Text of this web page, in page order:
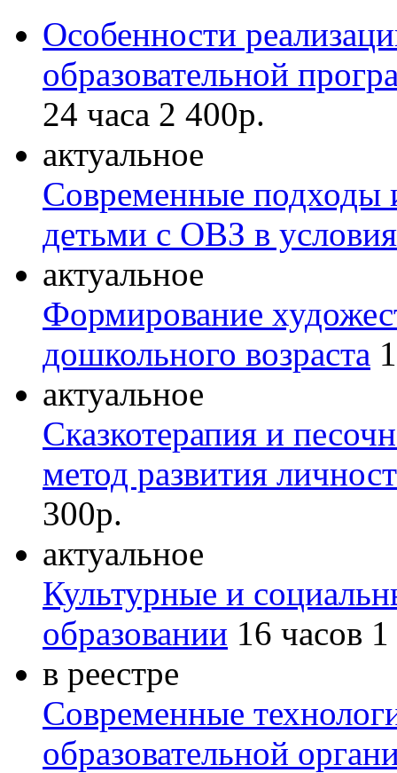
Особенности
образовательной
24 часа 2 400р.
актуальное
Современные подходы
детьми с ОВЗ в
актуальное
Формирование
дошкольного возраста
актуальное
Сказкотерапия и
метод развития
300р.
актуальное
Культурные и
образовании 16 часов
в реестре
Современные
образовательной